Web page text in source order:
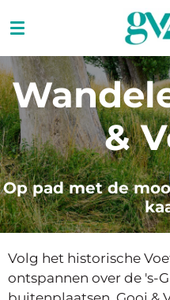
direct
naar
de
hoofdinhoud
&
Op pad met de
Volg het historische
ontspannen over de 's-